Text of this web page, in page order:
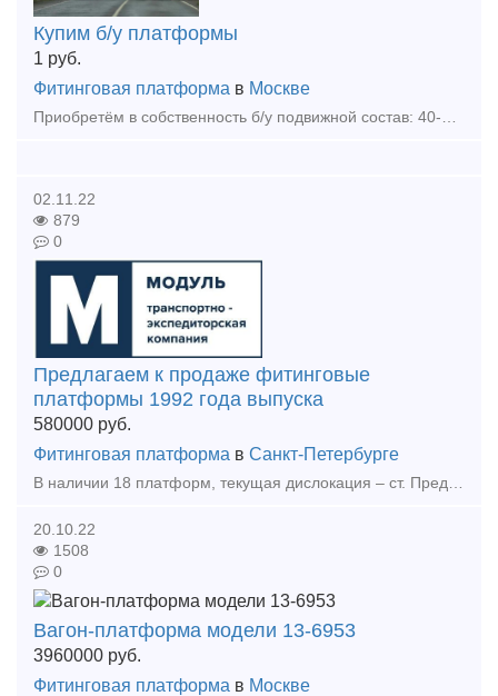
Купим б/у платформы
1 руб.
Фитинговая платформа в Москве
Приобретём в собственность б/у подвижной состав: 40-футовые универсальные платформы с деревянным или деревометаллическим полом.
02.11.22
879
0
Предлагаем к продаже фитинговые
платформы 1992 года выпуска
580000 руб.
Фитинговая платформа в Санкт-Петербурге
В наличии 18 платформ, текущая дислокация – ст. Предпортовая Октябрьской жд. Платформы требуют планового ремонта. Из базы АБД ПВ не исключены, могут следовать по путям ОАО «РЖД» к месту ремонт
20.10.22
1508
0
Вагон-платформа модели 13-6953
3960000 руб.
Фитинговая платформа в Москве